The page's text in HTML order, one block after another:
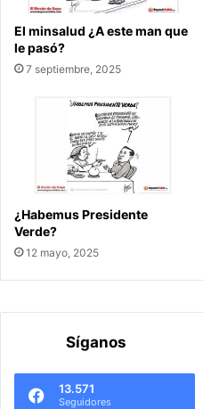
El minsalud ¿A este man que
le pasó?
7 septiembre, 2025
¿Habemus Presidente
Verde?
12 mayo, 2025
Síganos
13.571
Seguidores